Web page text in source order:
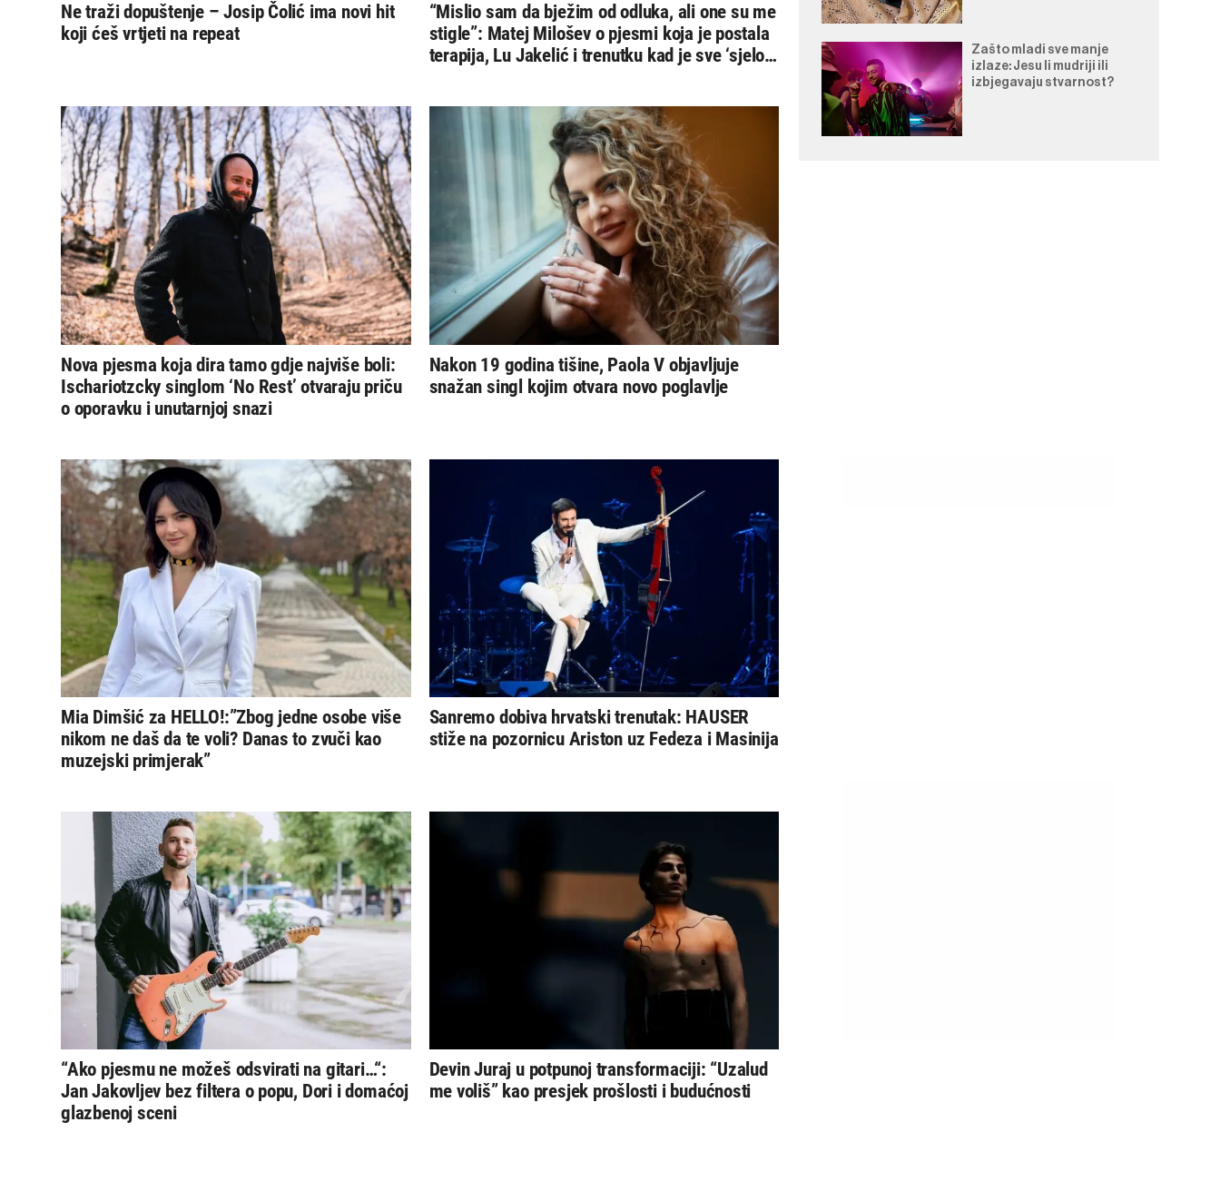
Ne traži dopuštenje – Josip Čolić ima novi hit
koji ćeš vrtjeti na repeat
“Mislio sam da bježim od odluka, ali one su me
stigle”: Matej Milošev o pjesmi koja je postala
terapija, Lu Jakelić i trenutku kad je sve ‘sjelo
Nova pjesma koja dira tamo gdje najviše boli:
Ischariotzcky singlom ‘No Rest’ otvaraju priču
o oporavku i unutarnjoj snazi
Nakon 19 godina tišine, Paola V objavljuje
snažan singl kojim otvara novo poglavlje
Mia Dimšić za HELLO!:”Zbog jedne osobe više
nikom ne daš da te voli? Danas to zvuči kao
muzejski primjerak”
Sanremo dobiva hrvatski trenutak: HAUSER
stiže na pozornicu Ariston uz Fedeza i Masinija
“Ako pjesmu ne možeš odsvirati na gitari…“:
Jan Jakovljev bez filtera o popu, Dori i domaćoj
glazbenoj sceni
Devin Juraj u potpunoj transformaciji: “Uzalud
me voliš” kao presjek prošlosti i budućnosti
Zašto mladi sve manje
izlaze: Jesu li mudriji ili
izbjegavaju stvarnost?